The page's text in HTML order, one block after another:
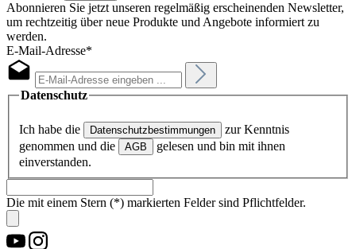
Abonnieren Sie jetzt unseren regelmäßig erscheinenden Newsletter,
um rechtzeitig über neue Produkte und Angebote informiert zu
werden.
E-Mail-Adresse*
Datenschutz
Ich habe die Datenschutzbestimmungen
zur Kenntnis
genommen und die
AGB
gelesen und bin mit ihnen
einverstanden.
Die mit einem Stern (*) markierten Felder sind Pflichtfelder.